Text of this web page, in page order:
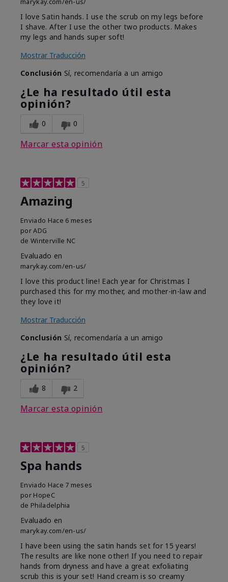
I love Satin hands. I use the scrub on my legs before
I shave. After I use the other two products. Makes
my legs and hands super soft!
Mostrar Traducción
Conclusión Sí, recomendaría a un amigo
¿Le ha resultado útil esta
opinión?
0 0
Marcar esta opinión
5
Amazing
Enviado Hace 6 meses
porADG
de Winterville NC
Evaluado en
marykay.com/en-us/
I love this product line! Each year for Christmas I
purchased this for my mother, and mother-in-law and
they love it!
Mostrar Traducción
Conclusión Sí, recomendaría a un amigo
¿Le ha resultado útil esta
opinión?
8 2
Marcar esta opinión
5
Spa hands
Enviado Hace 7 meses
por HopeC
de Philadelphia
Evaluado en
marykay.com/en-us/
I have been using the satin hands set for 15 years!
The results are like none other! If you need to repair
hands from dryness and have a great exfoliating
scrub this is your set! Hand cream is so creamy